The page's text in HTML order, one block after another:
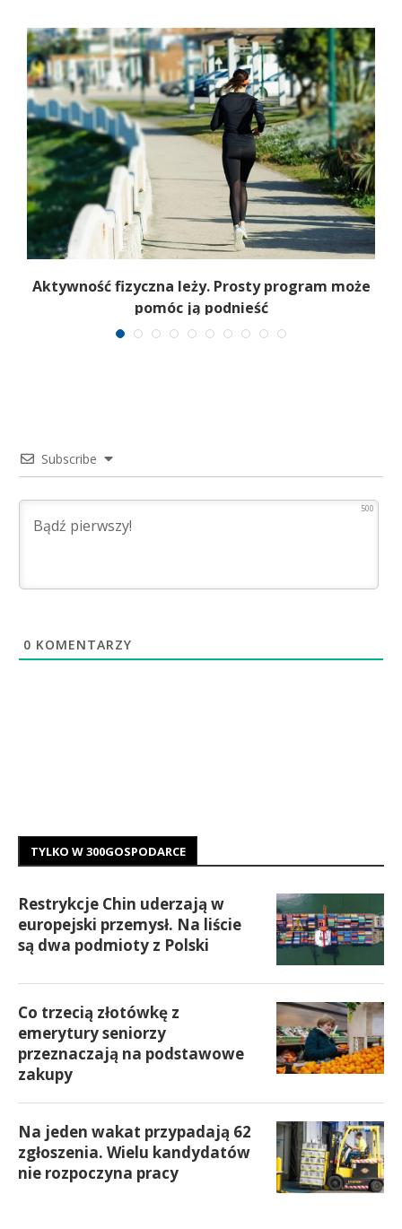
Aktywność fizyczna leży. Prosty program może
pomóc ją podnieść
Subscribe
500
0 KOMENTARZY
TYLKO W 300GOSPODARCE
Restrykcje Chin uderzają w
europejski przemysł. Na liście
są dwa podmioty z Polski
Co trzecią złotówkę z
emerytury seniorzy
przeznaczają na podstawowe
zakupy
Na jeden wakat przypadają 62
zgłoszenia. Wielu kandydatów
nie rozpoczyna pracy